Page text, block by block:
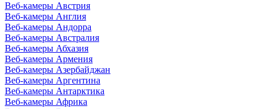
Веб-камеры Австрия
Веб-камеры Англия
Веб-камеры Андорра
Веб-камеры Австралия
Веб-камеры Абхазия
Веб-камеры Армения
Веб-камеры Азербайджан
Веб-камеры Аргентина
Веб-камеры Антарктика
Веб-камеры Африка